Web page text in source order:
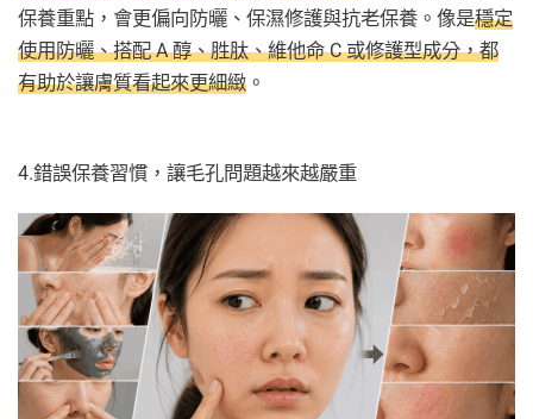
保養重點，會更偏向防曬、保濕修護與抗老保養。像是穩定
使用防曬、搭配 A 醇、胜肽、維他命 C 或修護型成分，都
有助於讓膚質看起來更細緻 。
4.錯誤保養習慣，讓毛孔問題越來越嚴重